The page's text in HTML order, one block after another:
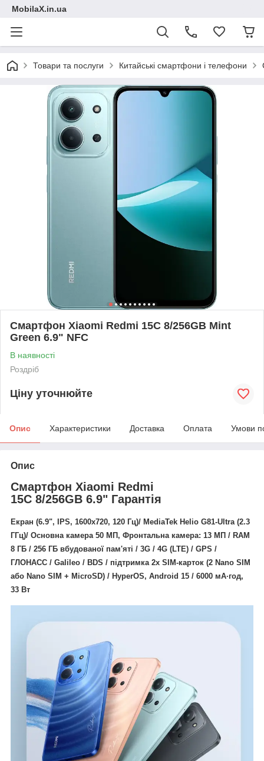
MobilaX.in.ua
Товари та послуги Китайські смартфони і телефони
Смартфон Xiaomi Redmi 15C 8/256GB Mint
Green 6.9" NFC
В наявності
Роздріб
Ціну уточнюйте
Опис Характеристики Доставка Оплата Умови
Опис
Смартфон Xiaomi Redmi
15C 8/256GB 6.9" Гарантія
Екран (6.9", IPS, 1600x720, 120 Гц)/ MediaTek Helio G81-Ultra (2.3
ГГц)/ Основна камера 50 МП, Фронтальна камера: 13 МП / RAM
8 ГБ / 256 ГБ вбудованої пам'яті / 3G / 4G (LTE) / GPS /
ГЛОНАСС / Galileo / BDS / підтримка 2х SIM-карток (2 Nano SIM
або Nano SIM + MicroSD) / HyperOS, Android 15 / 6000 мА·год,
33 Вт